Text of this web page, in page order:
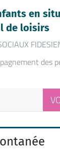
en
de loisirs
des